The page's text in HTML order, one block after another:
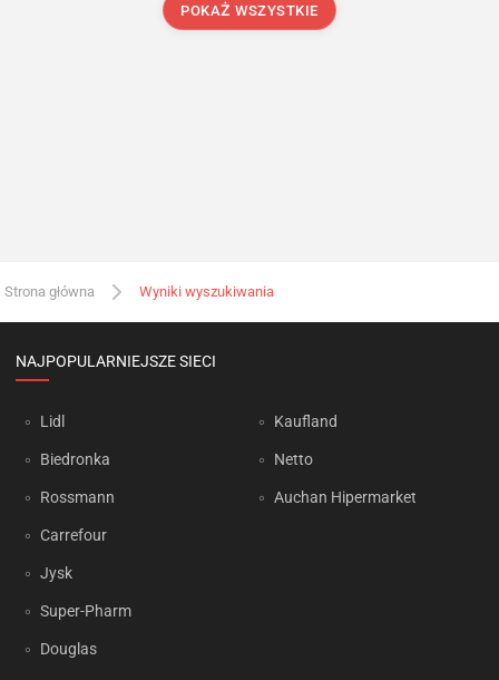
POKAŻ WSZYSTKIE
Strona główna Wyniki wyszukiwania
NAJPOPULARNIEJSZE SIECI
Lidl
Biedronka
Rossmann
Carrefour
Jysk
Super-Pharm
Douglas
Kaufland
Netto
Auchan Hipermarket